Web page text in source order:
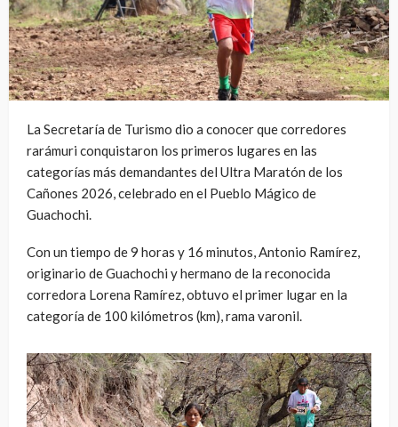
La Secretaría de Turismo dio a conocer que corredores
rarámuri conquistaron los primeros lugares en las
categorías más demandantes del Ultra Maratón de los
Cañones 2026, celebrado en el Pueblo Mágico de
Guachochi.
Con un tiempo de 9 horas y 16 minutos, Antonio Ramírez,
originario de Guachochi y hermano de la reconocida
corredora Lorena Ramírez, obtuvo el primer lugar en la
categoría de 100 kilómetros (km), rama varonil.